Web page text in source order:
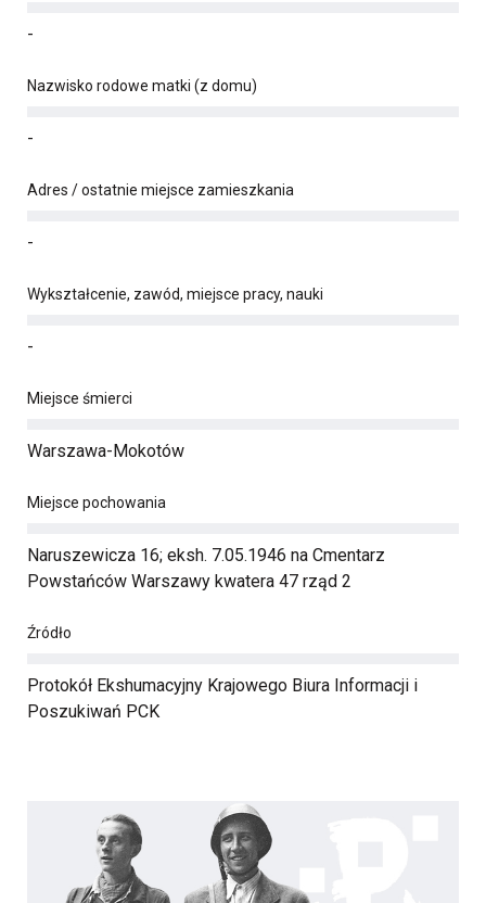
-
Nazwisko rodowe matki (z domu)
-
Adres / ostatnie miejsce zamieszkania
-
Wykształcenie, zawód, miejsce pracy, nauki
-
Miejsce śmierci
Warszawa-Mokotów
Miejsce pochowania
Naruszewicza 16; eksh. 7.05.1946 na Cmentarz
Powstańców Warszawy kwatera 47 rząd 2
Źródło
Protokół Ekshumacyjny Krajowego Biura Informacji i
Poszukiwań PCK